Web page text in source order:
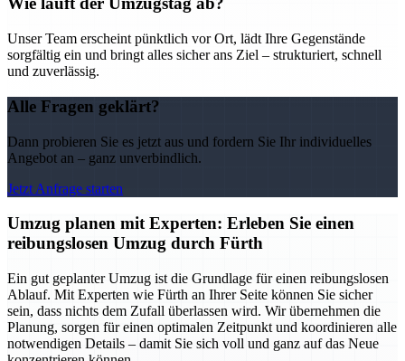
Unser Team erscheint pünktlich vor Ort, lädt Ihre Gegenstände
sorgfältig ein und bringt alles sicher ans Ziel – strukturiert, schnell
und zuverlässig.
Alle Fragen geklärt?
Dann probieren Sie es jetzt aus und fordern Sie Ihr individuelles
Angebot an – ganz unverbindlich.
Jetzt Anfrage starten
Umzug planen mit Experten: Erleben Sie einen
reibungslosen Umzug durch Fürth
Ein gut geplanter Umzug ist die Grundlage für einen reibungslosen
Ablauf. Mit Experten wie Fürth an Ihrer Seite können Sie sicher
sein, dass nichts dem Zufall überlassen wird. Wir übernehmen die
Planung, sorgen für einen optimalen Zeitpunkt und koordinieren alle
notwendigen Details – damit Sie sich voll und ganz auf das Neue